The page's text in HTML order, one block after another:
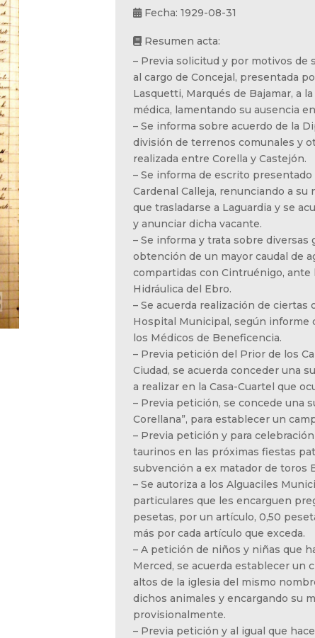
Fecha: 1929-08-31
Resumen acta:
– Previa solicitud y por motivos de
al cargo de Concejal, presentada
Lasquetti, Marqués de Bajamar, a
médica, lamentando su ausencia
– Se informa sobre acuerdo de la
división de terrenos comunales y
realizada entre Corella y Castejón.
– Se informa de escrito
Cardenal Calleja, renunciando a
que trasladarse a Laguardia y se
y anunciar dicha vacante.
– Se informa y trata sobre diversas
obtención de un mayor caudal de
compartidas con Cintruénigo, ante
Hidráulica del Ebro.
– Se acuerda realización de ciertas
Hospital Municipal, según informe
los Médicos de Beneficencia.
– Previa petición del Prior de los
Ciudad, se acuerda conceder una
a realizar en la Casa-Cuartel que
– Previa petición, se concede una
Corellana”, para establecer un
– Previa petición y para
taurinos en las próximas fiestas
subvención a ex matador de toros
– Se autoriza a los Alguaciles
particulares que les encarguen
pesetas, por un artículo, 0,50
más por cada artículo que exceda.
– A petición de niños y niñas que
Merced, se acuerda establecer un
altos de la iglesia del mismo
dichos animales y encargando su
provisionalmente.
– Previa petición y al igual que